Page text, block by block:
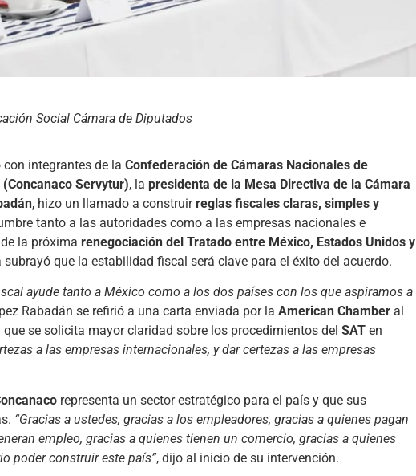
Social Cámara de Diputados
integrantes de la Confederación de Cámaras Nacionales de
Servytur), la presidenta de la Mesa Directiva de la Cámara
, hizo un llamado a construirreglas fiscales claras, simples y
tanto a las autoridades como a las empresas nacionales e
la próxima renegociación del Tratado entre México, Estados Unidos y
subrayó que la estabilidad fiscal será clave para el éxito del acuerdo.
ayude tanto a México como a los dos países con los que aspiramos a
Rabadán se refirió a una carta enviada por la American Chamber al
se solicita mayor claridad sobre los procedimientos del SAT en
a las empresas internacionales, y dar certezas a las empresas
representa un sector estratégico para el país y que sus
“Gracias a ustedes, gracias a los empleadores, gracias a quienes pagan
empleo, gracias a quienes tienen un comercio, gracias a quienes
poder construir este país”, dijo al inicio de su intervención.